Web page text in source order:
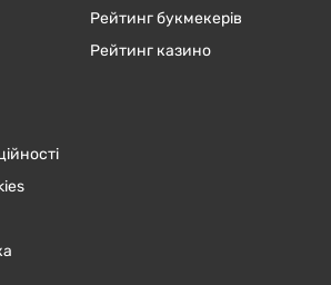
Рейтинг букмекерів
Рейтинг казино